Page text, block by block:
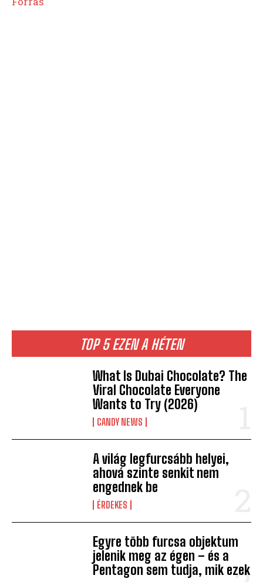
TOP 5 EZEN A HÉTEN
What Is Dubai Chocolate? The
Viral Chocolate Everyone
Wants to Try (2026)
CANDY NEWS
A világ legfurcsább helyei,
ahová szinte senkit nem
engednek be
ÉRDEKES
Egyre több furcsa objektum
jelenik meg az égen – és a
Pentagon sem tudja, mik ezek